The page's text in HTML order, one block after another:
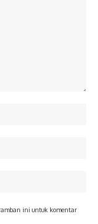
ini untuk komentar